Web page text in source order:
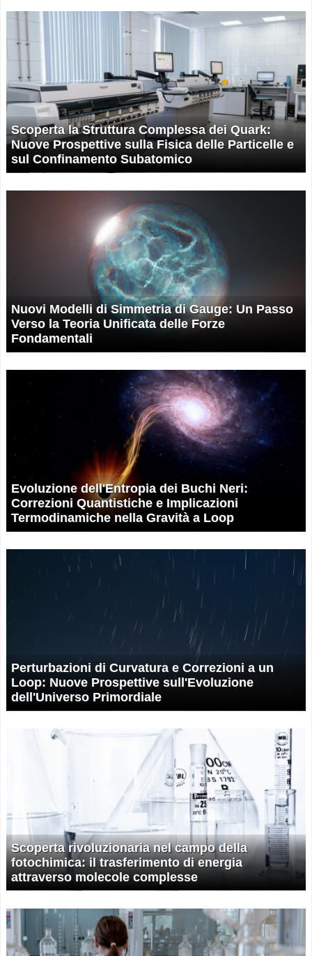
Scoperta la Struttura Complessa dei Quark:
Nuove Prospettive sulla Fisica delle Particelle e
sul Confinamento Subatomico
Nuovi Modelli di Simmetria di Gauge: Un Passo
Verso la Teoria Unificata delle Forze
Fondamentali
Evoluzione dell'Entropia dei Buchi Neri:
Correzioni Quantistiche e Implicazioni
Termodinamiche nella Gravità a Loop
Perturbazioni di Curvatura e Correzioni a un
Loop: Nuove Prospettive sull'Evoluzione
dell'Universo Primordiale
Scoperta rivoluzionaria nel campo della
fotochimica: il trasferimento di energia
attraverso molecole complesse